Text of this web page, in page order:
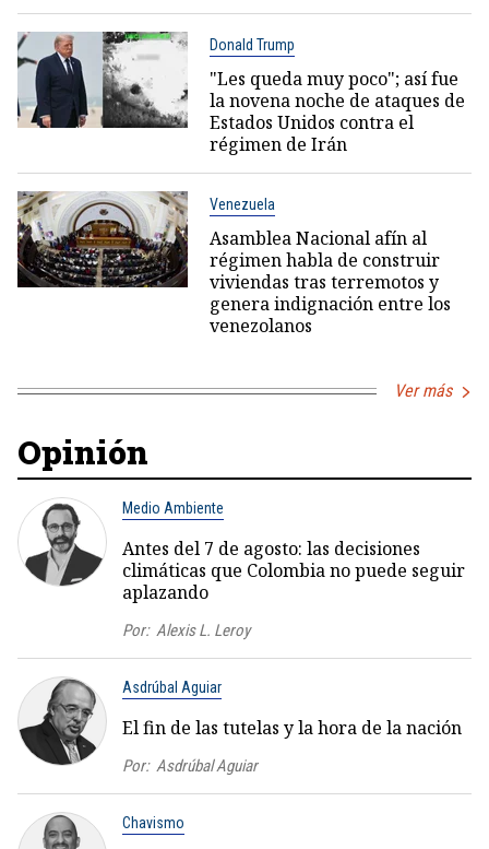
Donald Trump
"Les queda muy poco"; así fue
la novena noche de ataques de
Estados Unidos contra el
régimen de Irán
Venezuela
Asamblea Nacional afín al
régimen habla de construir
viviendas tras terremotos y
genera indignación entre los
venezolanos
Ver más
Opinión
Medio Ambiente
Antes del 7 de agosto: las decisiones
climáticas que Colombia no puede seguir
aplazando
Por: Alexis L. Leroy
Asdrúbal Aguiar
El fin de las tutelas y la hora de la nación
Por: Asdrúbal Aguiar
Chavismo